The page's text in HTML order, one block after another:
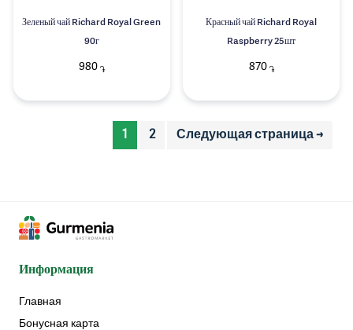
Зеленый чай Richard Royal Green
90г
980֏
Красный чай Richard Royal
Raspberry 25шт
870֏
1 2 Следующая страница →
Информация
Главная
Бонусная карта